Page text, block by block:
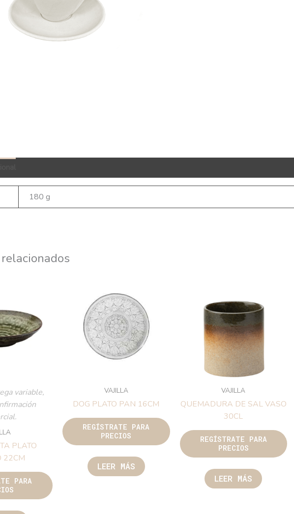
180 g
variable,
PLATO
22CM
PARA
VAJILLA
DOG PLATO PAN 16CM
REGÍSTRATE PARA
PRECIOS
LEER MÁS
VAJILLA
QUEMADURA DE SAL VASO
30CL
REGÍSTRATE PARA
PRECIOS
LEER MÁS